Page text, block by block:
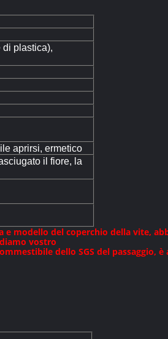
plastica),
aprirsi, ermetico
il fiore, la
e modello del coperchio della vite,
vostro
dello SGS del passaggio,